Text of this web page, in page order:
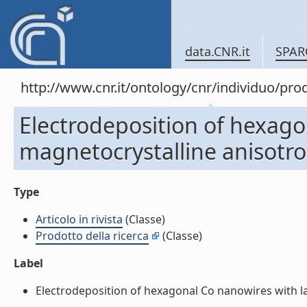
data.CNR.it
http://www.cnr.it/ontology/cnr/individuo/
Electrodeposition of
magnetocrystalline
Type
Articolo in rivista (Classe)
Prodotto della ricerca
(Classe)
Label
Electrodeposition of hexagonal Co nanowires with